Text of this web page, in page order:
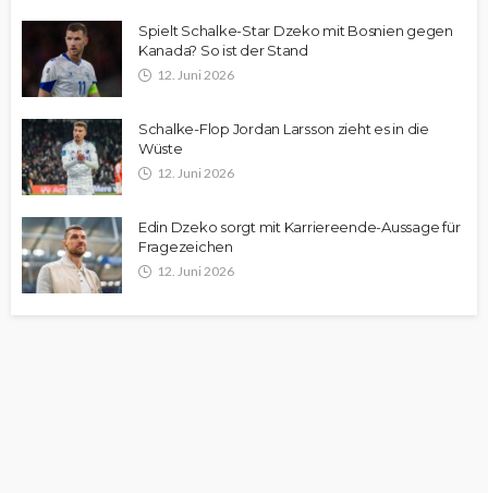
Spielt Schalke-Star Dzeko mit Bosnien gegen
Kanada? So ist der Stand
12. Juni 2026
Schalke-Flop Jordan Larsson zieht es in die
Wüste
12. Juni 2026
Edin Dzeko sorgt mit Karriereende-Aussage für
Fragezeichen
12. Juni 2026